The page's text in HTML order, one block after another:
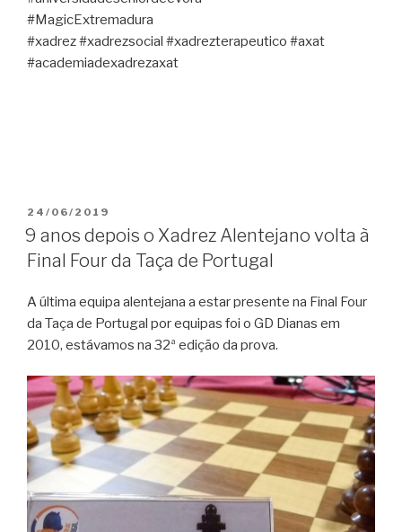
#MagicExtremadura
#xadrez #xadrezsocial #xadrezterapeutico #axat
#academiadexadrezaxat
PUBLICADO
EM
24/06/2019
9 anos depois o Xadrez Alentejano volta à
Final Four da Taça de Portugal
A última equipa alentejana a estar presente na Final Four
da Taça de Portugal por equipas foi o GD Dianas em
2010, estávamos na 32ª edição da prova.